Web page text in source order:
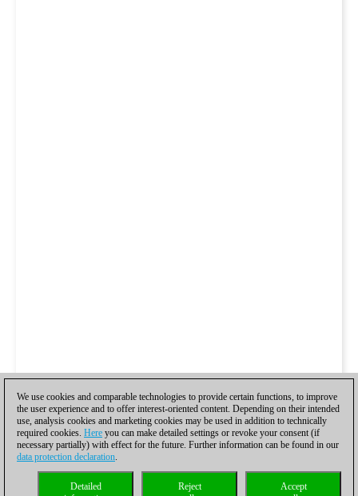
We use cookies and comparable technologies to provide certain functions, to improve
the user experience and to offer interest-oriented content. Depending on their intended
use, analysis cookies and marketing cookies may be used in addition to technically
required cookies. Here you can make detailed settings or revoke your consent (if
necessary partially) with effect for the future. Further information can be found in our
data protection declaration.
Accept
Reject
Detailed